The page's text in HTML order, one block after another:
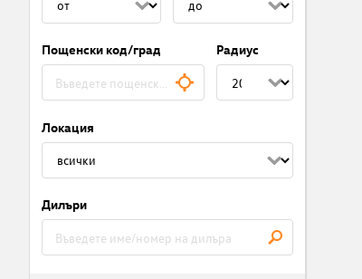
Пощенски код/град Радиус
Локация
Дилъри